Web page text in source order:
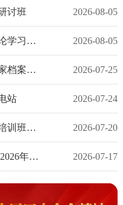
讨班 2026-08-05
三峡建工与三峡移民办党委理论学习中心组专题学习习近平党建... 2026-08-05
白鹤滩水电站珍贵档案亮相国家档案局“十四五”重大建设项目... 2026-07-25
站 2026-07-24
水电产业重点单位党组织书记培训班在井冈山开班 2026-07-20
奋楫扬帆 奋勇前行｜三峡建工2026年校招新员工入职培训顺利开... 2026-07-17